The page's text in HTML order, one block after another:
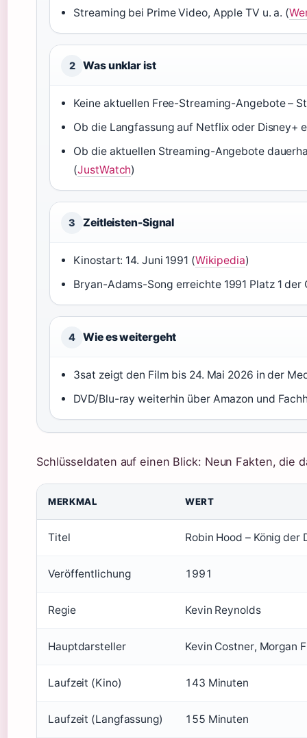
Streaming bei Prime Video, Apple TV u. a. (
2 Was unklar ist
Keine aktuellen Free-Streaming-Angebote –
Ob die Langfassung auf Netflix oder Disney+
Ob die aktuellen Streaming-Angebote
(JustWatch)
3 Zeitleisten-Signal
Kinostart: 14. Juni 1991 (Wikipedia)
Bryan-Adams-Song erreichte 1991 Platz 1
4 Wie es weitergeht
3sat zeigt den Film bis 24. Mai 2026 in der
DVD/Blu-ray weiterhin über Amazon und
Schlüsseldaten auf einen Blick: Neun Fakten, die
MERKMAL WERT
Titel Robin Hood – König
Veröffentlichung 1991
Regie Kevin Reynolds
Hauptdarsteller Kevin Costner, Morgan
Laufzeit (Kino) 143 Minuten
Laufzeit (Langfassung) 155 Minuten